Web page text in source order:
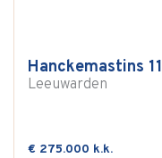
Hanckemastins 11
Leeuwarden
€ 275.000 k.k.